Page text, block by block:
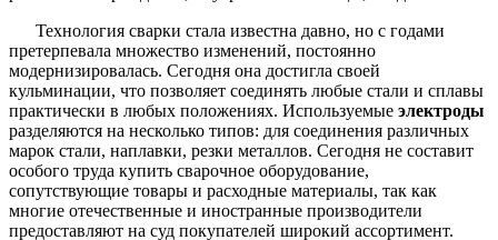
Технология сварки стала известна давно, но с годами
претерпевала множество изменений, постоянно
модернизировалась. Сегодня она достигла своей
кульминации, что позволяет соединять любые стали и сплавы
практически в любых положениях. Используемые электроды
разделяются на несколько типов: для соединения различных
марок стали, наплавки, резки металлов. Сегодня не составит
особого труда купить сварочное оборудование,
сопутствующие товары и расходные материалы, так как
многие отечественные и иностранные производители
предоставляют на суд покупателей широкий ассортимент.